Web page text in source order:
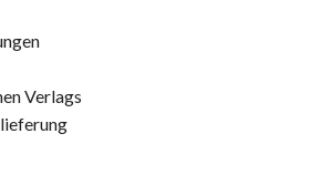
Verlags